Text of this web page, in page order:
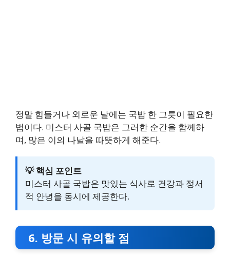
정말 힘들거나 외로운 날에는 국밥 한 그릇이 필요한
법이다. 미스터 사골 국밥은 그러한 순간을 함께하
며, 많은 이의 나날을 따뜻하게 해준다.
💡 핵심 포인트
미스터 사골 국밥은 맛있는 식사로 건강과 정서
적 안녕을 동시에 제공한다.
6. 방문 시 유의할 점